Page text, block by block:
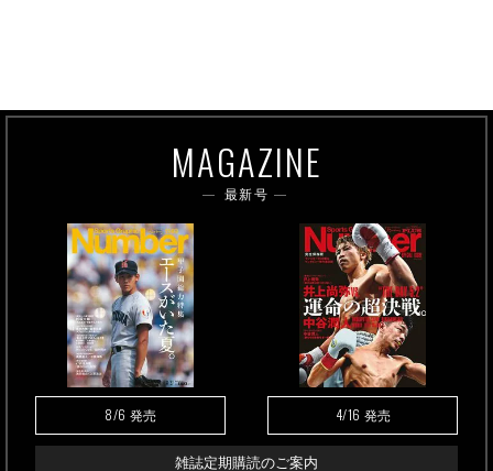
MAGAZINE
最新号
8/6 発売 4/16 発売
雑誌定期購読のご案内